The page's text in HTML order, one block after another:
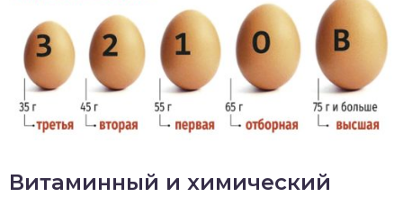
Витаминный и химический